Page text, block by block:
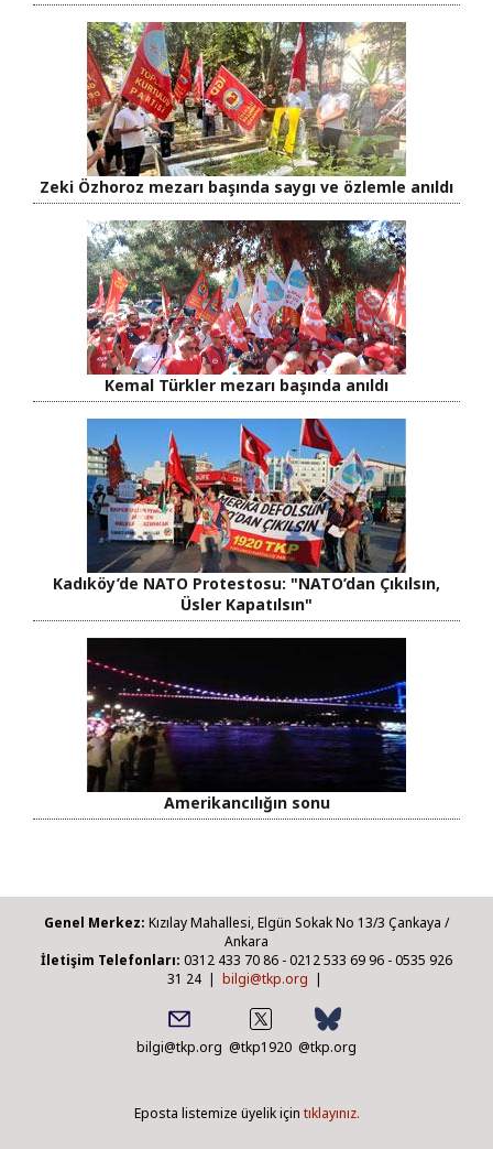
Zeki Özhoroz mezarı başında saygı ve özlemle anıldı
Kemal Türkler mezarı başında anıldı
Kadıköy’de NATO Protestosu: "NATO’dan Çıkılsın,
Üsler Kapatılsın"
Amerikancılığın sonu
Genel Merkez: Kızılay Mahallesi, Elgün Sokak No 13/3 Çankaya /
Ankara
İletişim Telefonları: 0312 433 70 86 - 0212 533 69 96 - 0535 926
31 24 | bilgi@tkp.org |
bilgi@tkp.org @tkp1920 @tkp.org
Eposta listemize üyelik için tıklayınız.